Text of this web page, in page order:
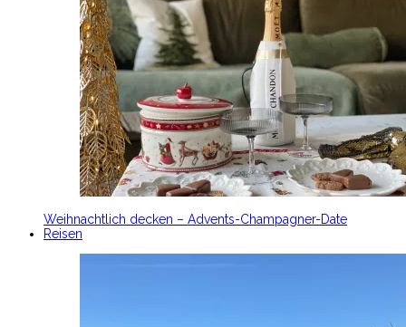
Weihnachtlich decken – Advents-Champagner-Date
Reisen